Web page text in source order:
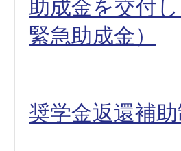
助成金を交付
緊急助成金）
奨学金返還補